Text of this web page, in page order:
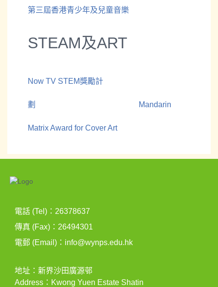
第三屆香港青少年及兒童音樂
STEAM及ART
Now TV STEM獎勵計
劃 Mandarin
Matrix Award for Cover Art
電話 (Tel)：26378637
傳真 (Fax)：26494301
電郵 (Email)： info@wynps.edu.hk
地址：新界沙田廣源邨
Address：Kwong Yuen Estate Shatin